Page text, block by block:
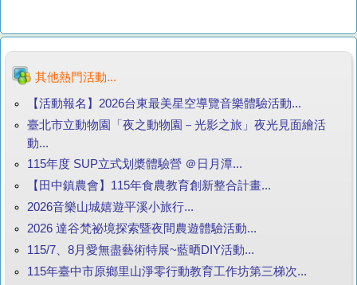
其他熱門活動...
【活動報名】2026台東最美星空導覽音樂體驗活動...
臺北市立動物園「夜之動物園－光影之旅」夜光見面繪活
動...
115年度 SUP立式划槳體驗營 ＠日月潭...
【田中鎮農會】115年食農教育創新整合計畫...
2026音樂山城嬉遊平溪小旅行...
2026 達谷梵祕境探索暨夜間農遊體驗活動...
115/7、8月愛無盡藝術特展~藍晒DIY活動...
115年臺中市原鄉里山淨零行動教育工作坊第三梯次...